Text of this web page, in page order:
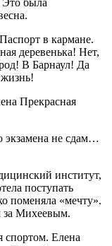
в кармане.
деревенька! Нет,
В Барнаул! Да
Прекрасная
экзамена не сдам…
институт,
поступать
поменяла «мечту».
за Михеевым.
спортом. Елена